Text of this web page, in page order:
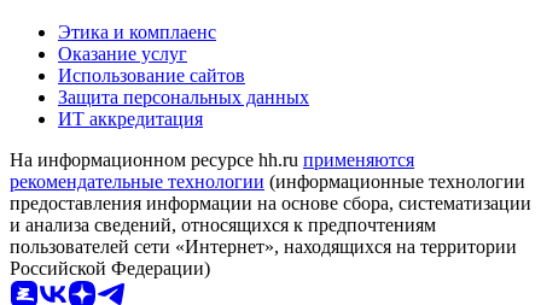
Этика и комплаенс
Оказание услуг
Использование сайтов
Защита персональных данных
ИТ аккредитация
На информационном ресурсе hh.ru применяются
рекомендательные технологии (информационные технологии
предоставления информации на основе сбора, систематизации
и анализа сведений, относящихся к предпочтениям
пользователей сети «Интернет», находящихся на территории
Российской Федерации)